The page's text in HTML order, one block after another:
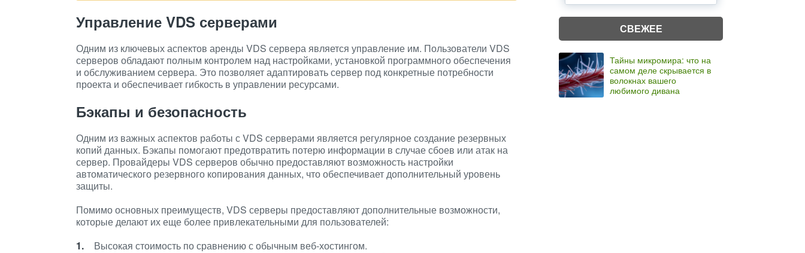
Управление VDS серверами
Одним из ключевых аспектов аренды VDS сервера является управление им. Пользователи VDS
серверов обладают полным контролем над настройками, установкой программного обеспечения
и обслуживанием сервера. Это позволяет адаптировать сервер под конкретные потребности
проекта и обеспечивает гибкость в управлении ресурсами.
Бэкапы и безопасность
Одним из важных аспектов работы с VDS серверами является регулярное создание резервных
копий данных. Бэкапы помогают предотвратить потерю информации в случае сбоев или атак на
сервер. Провайдеры VDS серверов обычно предоставляют возможность настройки
автоматического резервного копирования данных, что обеспечивает дополнительный уровень
защиты.
Помимо основных преимуществ, VDS серверы предоставляют дополнительные возможности,
которые делают их еще более привлекательными для пользователей:
Высокая стоимость по сравнению с обычным веб-хостингом.
СВЕЖЕЕ
Тайны микромира: что на
самом деле скрывается в
волокнах вашего
любимого дивана